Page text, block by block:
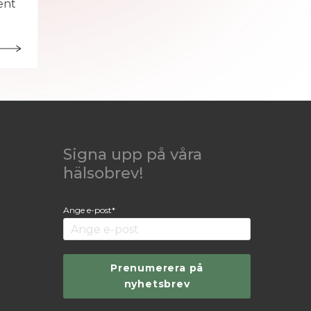
Signa upp på våra
hälsobrev!
Ange e-post*
Prenumerera på
nyhetsbrev